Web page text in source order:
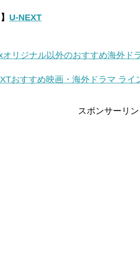
U-NEXT
オリジナル以外のおすすめ海外ド
おすすめ映画・海外ドラマ ライ
スポンサーリン